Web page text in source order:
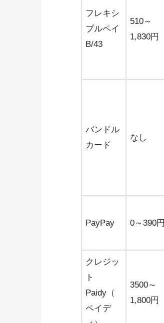
フレキシ
ブルペイ
B/43
510～
1,830円
バンドル
カード
なし
PayPay 0～390円
クレジッ
ト
Paidy（
ペイデ
3500～
1,800円